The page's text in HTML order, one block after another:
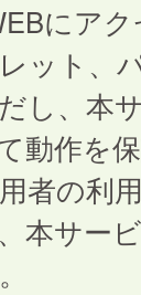
にアク
ット、
し、本
動作を
者の利
本サー